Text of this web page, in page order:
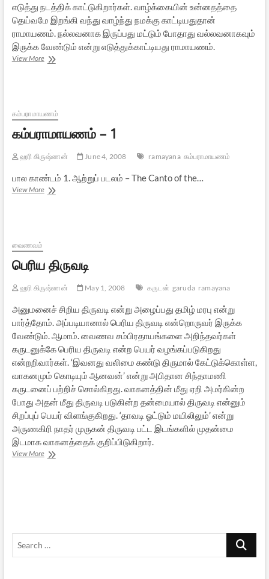
எடுத்து நடத்திக் காட்டுகிறார்கள். வாழ்க்கையின் உன்னதத்தை
தெய்வமே இறங்கி வந்து வாழ்ந்து நமக்கு காட்டியதுதான்
ராமாயணம். நல்லவனாக இருப்பது மட்டும் போதாது வல்லவனாகவும்
இருக்க வேண்டும் என்று எடுத்துக்காட்டியது ராமாயணம்.
View Moreஸ்ரீ
கம்பராமாயணம்
கம்பராமாயணம் – 1
ஹரி கிருஷ்ணன் June 4, 2008 ramayana கம்பராமாயணம்
பால காண்டம் 1. ஆற்றுப் படலம் – The Canto of the…
View Moreகம்பராமாயணம்
வைணவம்
பெரிய திருவடி
ஹரி கிருஷ்ணன் May 1, 2008 கருடன் garuda ramayana
அனுமனைச் சிறிய திருவடி என்று அழைப்பது தமிழ் மரபு என்று
பார்த்தோம். அப்படியானால் பெரிய திருவடி என்றொருவர் இருக்க
வேண்டும். ஆமாம். வைணவ சம்பிரதாயங்களை அறிந்தவர்கள்
கருடனுக்கே பெரிய திருவடி என்ற பெயர் வழங்கப்படுகிறது
என்றறிவார்கள். ‘இவனது வலிமை கண்டு திருமால் கேட்டுக்கொள்ள,
வாகனமும் கொடியும் ஆனவன்’ என்று அபிதான சிந்தாமணி
கருடனைப் பற்றிச் சொல்கிறது. வாகனத்தின் மீது ஏறி அமர்கின்ற
போது அதன் மீது திருவடி படுகின்ற தன்மையால் திருவடி என்னும்
சிறப்புப் பெயர் விளங்குகிறது. ‘தாவடி ஓட்டும் மயிலிலும்’ என்று
அருணகிரி நாதர் முருகன் திருவடி பட்ட இடங்களில் முதன்மை
இடமாக வாகனத்தைக் குறிப்பிடுகிறார்.
View Moreபெரிய
Search